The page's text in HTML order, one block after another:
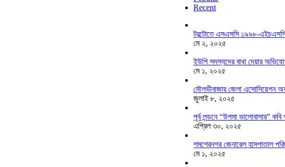
Recent
টরন্টোতে এসএসসি ১৯৯৮-
মে ২, ২০২৫
ইউপি সদস্যদের বাধা দেয়ার
মে ১, ২০২৫
মৌলভীবাজার জেলা এসোসিয়েশন
জুলাই ৮, ২০২৫
পূর্ব লন্ডনে “উপমা ভালোবাসার”
এপ্রিল ৩০, ২০২৫
শমশেরনগর জেনারেল হাসপাতাল
মে ১, ২০২৫